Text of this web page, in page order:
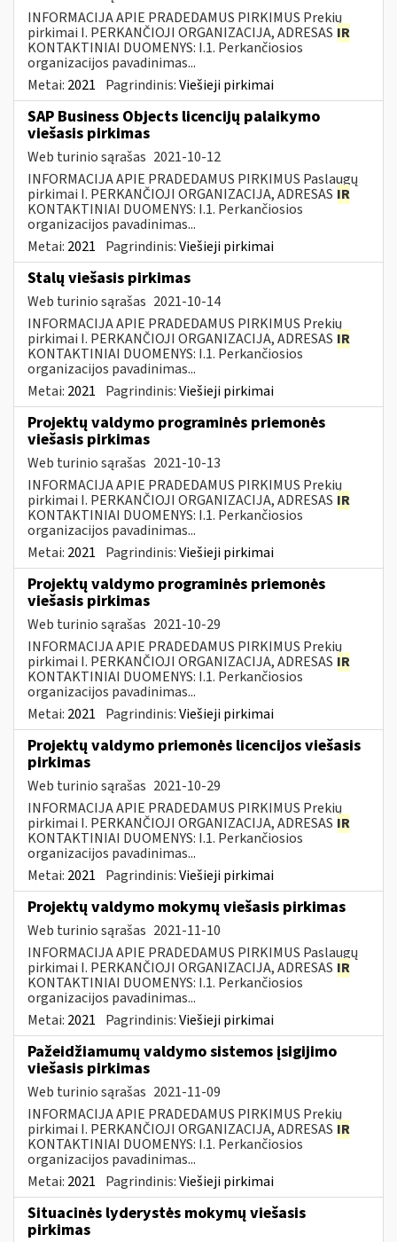
INFORMACIJA APIE PRADEDAMUS PIRKIMUS Prekių
pirkimai I. PERKANČIOJI ORGANIZACIJA, ADRESAS IR
KONTAKTINIAI DUOMENYS: I.1. Perkančiosios
organizacijos pavadinimas...
Metai: 2021 Pagrindinis:Viešieji pirkimai
SAP Business Objects licencijų palaikymo
viešasis pirkimas
Web turinio sąrašas 2021-10-12
INFORMACIJA APIE PRADEDAMUS PIRKIMUS Paslaugų
pirkimai I. PERKANČIOJI ORGANIZACIJA, ADRESAS IR
KONTAKTINIAI DUOMENYS: I.1. Perkančiosios
organizacijos pavadinimas...
Metai: 2021 Pagrindinis:Viešieji pirkimai
Stalų viešasis pirkimas
Web turinio sąrašas 2021-10-14
INFORMACIJA APIE PRADEDAMUS PIRKIMUS Prekių
pirkimai I. PERKANČIOJI ORGANIZACIJA, ADRESAS IR
KONTAKTINIAI DUOMENYS: I.1. Perkančiosios
organizacijos pavadinimas...
Metai: 2021 Pagrindinis:Viešieji pirkimai
Projektų valdymo programinės priemonės
viešasis pirkimas
Web turinio sąrašas 2021-10-13
INFORMACIJA APIE PRADEDAMUS PIRKIMUS Prekių
pirkimai I. PERKANČIOJI ORGANIZACIJA, ADRESAS IR
KONTAKTINIAI DUOMENYS: I.1. Perkančiosios
organizacijos pavadinimas...
Metai: 2021 Pagrindinis:Viešieji pirkimai
Projektų valdymo programinės priemonės
viešasis pirkimas
Web turinio sąrašas 2021-10-29
INFORMACIJA APIE PRADEDAMUS PIRKIMUS Prekių
pirkimai I. PERKANČIOJI ORGANIZACIJA, ADRESAS IR
KONTAKTINIAI DUOMENYS: I.1. Perkančiosios
organizacijos pavadinimas...
Metai: 2021 Pagrindinis:Viešieji pirkimai
Projektų valdymo priemonės licencijos viešasis
pirkimas
Web turinio sąrašas 2021-10-29
INFORMACIJA APIE PRADEDAMUS PIRKIMUS Prekių
pirkimai I. PERKANČIOJI ORGANIZACIJA, ADRESAS IR
KONTAKTINIAI DUOMENYS: I.1. Perkančiosios
organizacijos pavadinimas...
Metai: 2021 Pagrindinis:Viešieji pirkimai
Projektų valdymo mokymų viešasis pirkimas
Web turinio sąrašas 2021-11-10
INFORMACIJA APIE PRADEDAMUS PIRKIMUS Paslaugų
pirkimai I. PERKANČIOJI ORGANIZACIJA, ADRESAS IR
KONTAKTINIAI DUOMENYS: I.1. Perkančiosios
organizacijos pavadinimas...
Metai: 2021 Pagrindinis:Viešieji pirkimai
Pažeidžiamumų valdymo sistemos įsigijimo
viešasis pirkimas
Web turinio sąrašas 2021-11-09
INFORMACIJA APIE PRADEDAMUS PIRKIMUS Prekių
pirkimai I. PERKANČIOJI ORGANIZACIJA, ADRESAS IR
KONTAKTINIAI DUOMENYS: I.1. Perkančiosios
organizacijos pavadinimas...
Metai: 2021 Pagrindinis:Viešieji pirkimai
Situacinės lyderystės mokymų viešasis
pirkimas